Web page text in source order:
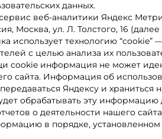
данных.
сервис веб-аналитики Яндекс
Москва, ул. Л. Толстого, 16
использует технологию
с целью анализа их
cookie информация не может
сайта. Информация об
Яндексу и храниться
обрабатывать эту информацию
о деятельности нашего
в порядке,
О магазине
Доставка
Оплата
Fox-bonus
Гуру
Контакты
Политика обработки ПД